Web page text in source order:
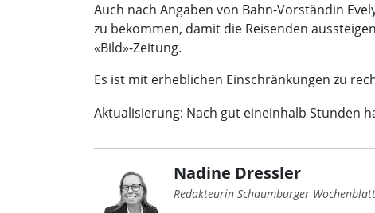
Auch nach Angaben von Bahn-Vorständin
zu bekommen, damit die Reisenden
«Bild»-Zeitung.
Es ist mit erheblichen Einschränkungen zu
Aktualisierung: Nach gut eineinhalb Stunden
Nadine Dressler
Redakteurin Schaumburger